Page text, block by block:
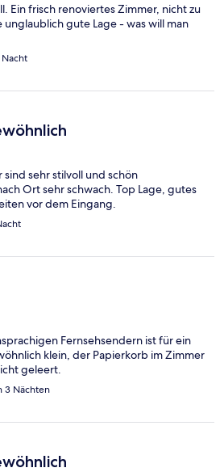
Ein frisch renoviertes Zimmer, nicht zu
unglaublich gute Lage - was will man
Nacht
sehr stilvoll und schön
Ort sehr schwach. Top Lage, gutes
vor dem Eingang.
Fernsehsendern ist für ein
klein, der Papierkorb im Zimmer
geleert.
3 Nächten